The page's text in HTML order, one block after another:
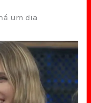
um dia